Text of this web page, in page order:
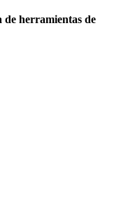
herramientas de